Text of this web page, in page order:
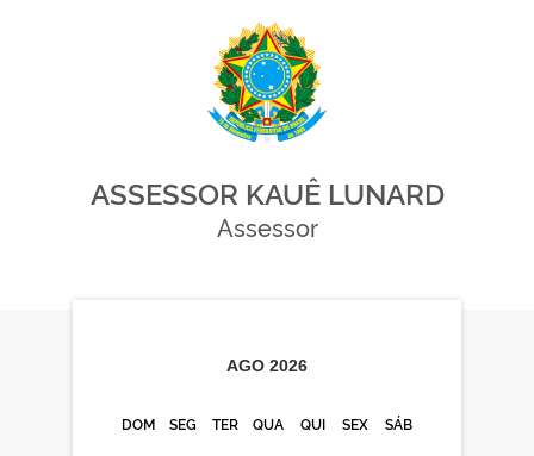
ASSESSOR KAUÊ LUNARD
Assessor
AGO 2026
DOM SEG TER QUA QUI SEX SÁB